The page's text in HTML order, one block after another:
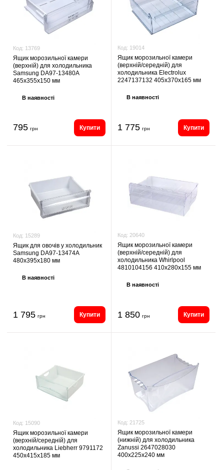
Код: 13769
Ящик морозильної камери
(верхній) для холодильника
Samsung DA97-13480A
465х355х150 мм
В наявності
795 грн Купити
Код: 19014
Ящик морозильної камери
(верхній/середній) для
холодильника Electrolux
2247137132 405х370х165 мм
В наявності
1 775 грн Купити
Код: 15289
Ящик для овочів у холодильник
Samsung DA97-13474A
480х395х180 мм
В наявності
1 795 грн Купити
Код: 20640
Ящик морозильної камери
(верхній/середній) для
холодильника Whirlpool
4810104156 410х280х155 мм
В наявності
1 850 грн Купити
Код: 15090
Ящик морозильної камери
(верхній/середній) для
холодильника Liebherr 9791172
450х415х185 мм
Код: 21725
Ящик морозильної камери
(нижній) для холодильника
Zanussi 2647028030
400х225х240 мм